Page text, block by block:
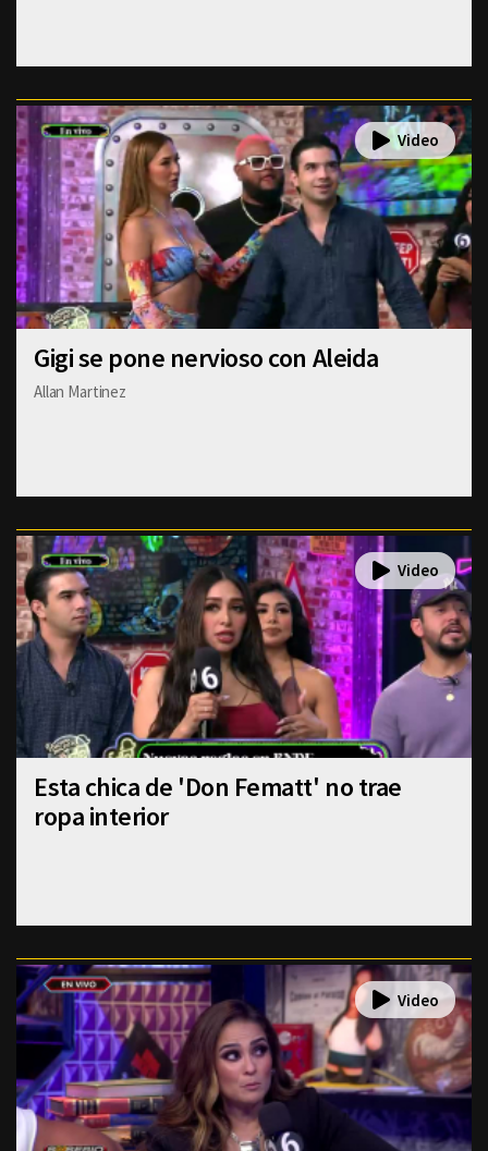
Gigi se pone nervioso con Aleida
Allan Martinez
Esta chica de 'Don Fematt' no trae
ropa interior